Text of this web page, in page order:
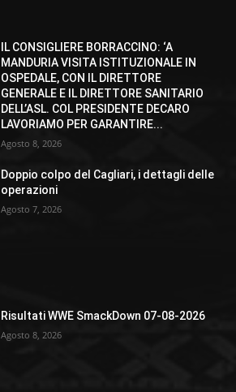
IL CONSIGLIERE BORRACCINO: ‘A
MANDURIA VISITA ISTITUZIONALE IN
OSPEDALE, CON IL DIRETTORE
GENERALE E IL DIRETTORE SANITARIO
DELL’ASL. COL PRESIDENTE DECARO
LAVORIAMO PER GARANTIRE...
Agosto 8, 2026
Doppio colpo del Cagliari, i dettagli delle
operazioni
Agosto 7, 2026
Risultati WWE SmackDown 07-08-2026
Agosto 8, 2026